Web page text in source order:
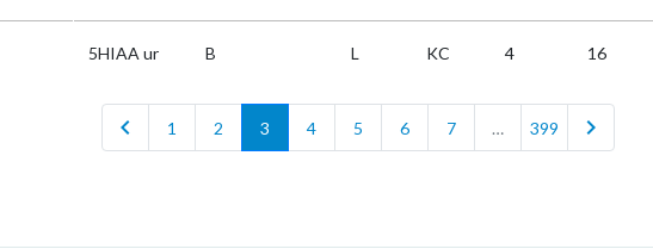
5HIAA ur B L KC 4 16
chevron_left 1 2 3 4 5 6 7 … 399 chevron_right